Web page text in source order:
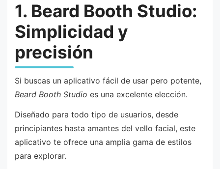
1. Beard Booth Studio:
Simplicidad y
precisión
Si buscas un aplicativo fácil de usar pero potente,
Beard Booth Studio es una excelente elección.
Diseñado para todo tipo de usuarios, desde
principiantes hasta amantes del vello facial, este
aplicativo te ofrece una amplia gama de estilos
para explorar.